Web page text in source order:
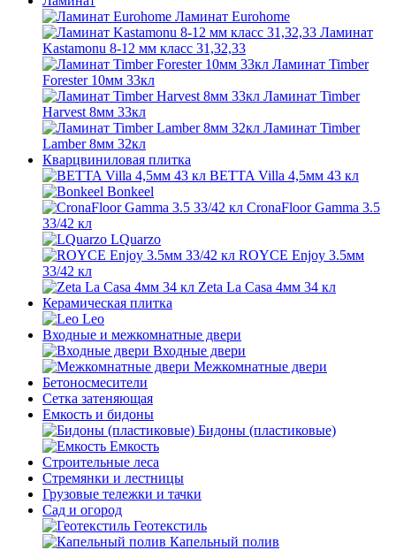
Ламинат Eurohome
Ламинат
Kastamonu 8-12 мм класс 31,32,33
Ламинат Timber
Forester 10мм 33кл
Ламинат Timber
Harvest 8мм 33кл
Ламинат Timber
Lamber 8мм 32кл
Кварцвиниловая плитка
BETTA Villa 4,5мм 43 кл
Bonkeel
CronaFloor Gamma 3.5
33/42 кл
LQuarzo
ROYCE Еnjoy 3.5мм
33/42 кл
Zeta La Casa 4мм 34 кл
Керамическая плитка
Leo
Входные и межкомнатные двери
Входные двери
Межкомнатные двери
Бетоносмесители
Сетка затеняющая
Емкость и бидоны
Бидоны (пластиковые)
Емкость
Строительные леса
Стремянки и лестницы
Грузовые тележки и тачки
Сад и огород
Геотекстиль
Капельный полив